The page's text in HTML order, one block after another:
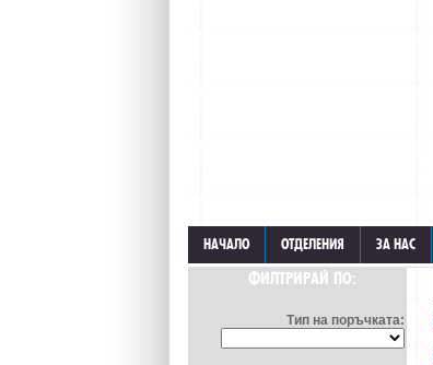
НАЧАЛО ОТДЕЛЕНИЯ ЗА НАС
ФИЛТРИРАЙ ПО:
Тип на поръчката: